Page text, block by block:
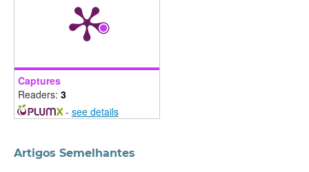
Captures
Readers: 3
- see details
Artigos Semelhantes